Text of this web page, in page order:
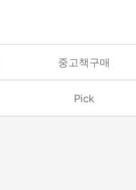
중고책구매
Pick